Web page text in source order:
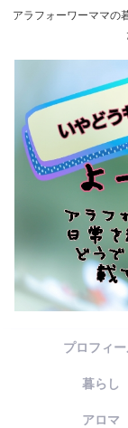
アラフォーワーママの
プロフィ
暮らし
アロマ